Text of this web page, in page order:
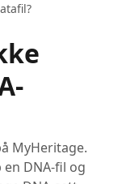
MyHeritage.
DNA-fil og